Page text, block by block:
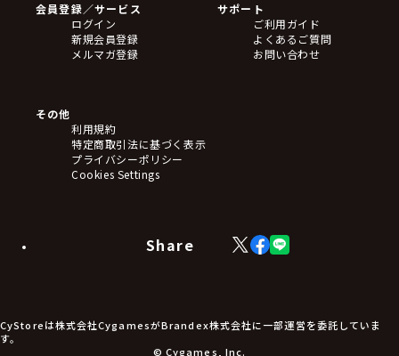
フィギュア
アクリルスタンド
バッジ
キーホルダー・ストラップ
ステッカー・シール・カード
タペストリー・ポスター
アームサポーター
ブレードホルダー
食品・飲料品
アパレル小物
アクセサリー
会員登録／サービス
ログイン
新規会員登録
メルマガ登録
サポート
ご利用ガイド
よくあるご質問
お問い合わせ
その他
利用規約
特定商取引法に基づく表示
プライバシーポリシー
Cookies Settings
Share
X
(Twitter)
Facebook
LINE
CyStoreは株式会社CygamesがBrandex株式会社に一部運営を委託していま
す。
© Cygames, Inc.